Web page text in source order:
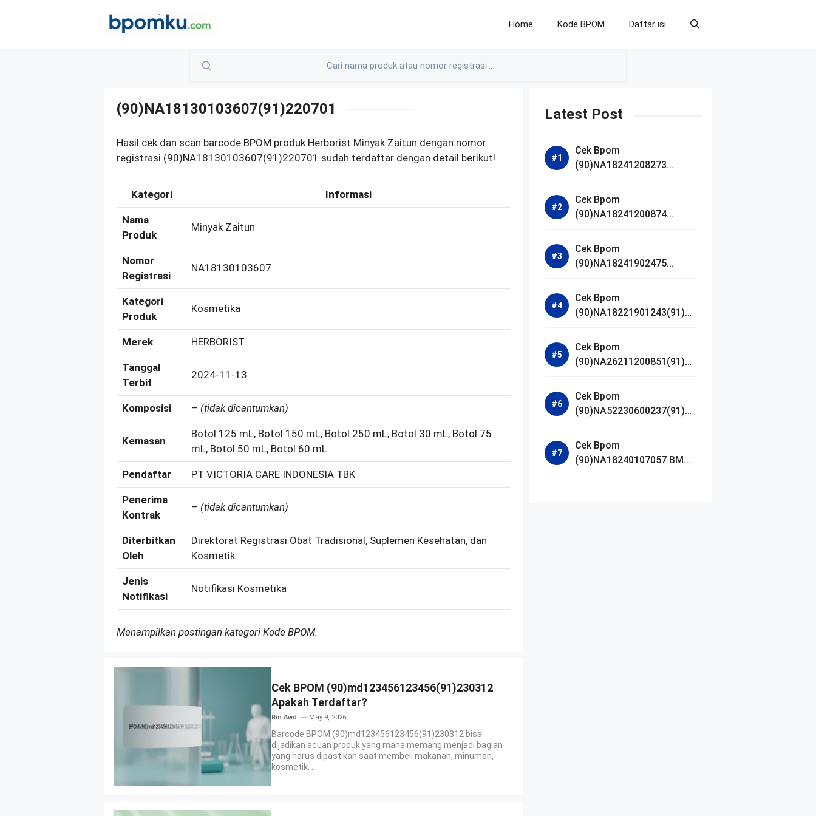
Home Kode BPOM Daftar isi
(90)NA18130103607(91)220701
Hasil cek dan scan barcode BPOM produk Herborist Minyak Zaitun dengan nomor
registrasi (90)NA18130103607(91)220701 sudah terdaftar dengan detail berikut!
Kategori Informasi
Nama
Produk
Minyak Zaitun
Nomor
Registrasi
NA18130103607
Kategori
Produk
Kosmetika
Merek HERBORIST
Tanggal
Terbit
2024-11-13
Komposisi – (tidak dicantumkan)
Kemasan
Botol 125 mL, Botol 150 mL, Botol 250 mL, Botol 30 mL, Botol 75
mL, Botol 50 mL, Botol 60 mL
Pendaftar PT VICTORIA CARE INDONESIA TBK
Penerima
Kontrak
– (tidak dicantumkan)
Diterbitkan
Oleh
Direktorat Registrasi Obat Tradisional, Suplemen Kesehatan, dan
Kosmetik
Jenis
Notifikasi
Notifikasi Kosmetika
Menampilkan postingan kategori Kode BPOM.
Cek BPOM (90)md123456123456(91)230312
Apakah Terdaftar?
Rin Awd May 9, 2026
Barcode BPOM (90)md123456123456(91)230312 bisa
dijadikan acuan produk yang mana memang menjadi bagian
yang harus dipastikan saat membeli makanan, minuman,
kosmetik, ...
Latest Post
Cek Bpom
(90)NA18241208273
Bright Radiance Face
Wash
Cek Bpom
(90)NA18241200874
Acne Calm Micellar Water
Cek Bpom
(90)NA18241902475
Cek Bpom
(90)NA18221901243(91)25
Serum
Cek Bpom
(90)NA26211200851(91)24
Madagascar Centella
Ampoule Foam
Cek Bpom
(90)NA52230600237(91)09
De Parfum
Cek Bpom
(90)NA18240107057 BMG